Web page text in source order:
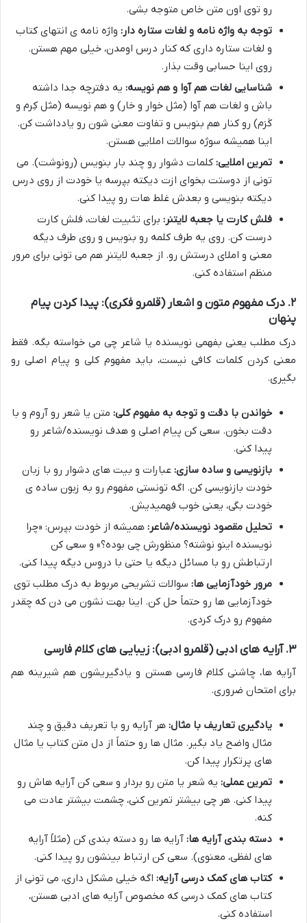
رو توی اون متن خاص متوجه بشی.
توجه به واژه نامه و لغات ستاره دار: واژه نامه ی انتهای کتاب
و لغات ستاره داری که کنار درس اومدن، خیلی مهم هستن.
روی اینا حسابی وقت بذار.
شناسایی لغات هم آوا و هم نویسه: یه دفترچه جدا داشته
باش و لغات هم آوا (مثل خوار و خار) و هم نویسه (مثل کِرم و
کَرَم) رو کنار هم بنویس و تفاوت معنی شون رو یادداشت کن.
اینا همیشه سوژه سوالات املایی هستن.
تمرین املایی: کلمات دشوار رو چند بار بنویس (رونوشت). می
تونی از دوستت بخوای ازت دیکته بپرسه یا خودت از روی درس
دیکته بنویسی و بعدش غلط هات رو پیدا کنی.
فلش کارت یا جعبه لایتنر: برای تثبیت لغات، فلش کارت
درست کن. روی یه طرف کلمه رو بنویس و روی طرف دیگه
معنی و املای درستش رو. از جعبه لایتنر هم می تونی برای مرور
منظم استفاده کنی.
۲. درک مفهوم متون و اشعار (قلمرو فکری): پیدا کردن پیام
پنهان
درک مطلب یعنی بفهمی نویسنده یا شاعر چی می خواسته بگه. فقط
معنی کردن کلمات کافی نیست، باید مفهوم کلی و پیام اصلی رو
بگیری.
خواندن با دقت و توجه به مفهوم کلی: متن یا شعر رو آروم و با
دقت بخون. سعی کن پیام اصلی و هدف نویسنده/شاعر رو
پیدا کنی.
بازنویسی و ساده سازی: عبارات و بیت های دشوار رو با زبان
خودت بازنویسی کن. اگه تونستی مفهوم رو به زبون ساده ی
خودت بگی، یعنی خوب فهمیدیش.
تحلیل مقصود نویسنده/شاعر: همیشه از خودت بپرس: «چرا
نویسنده اینو نوشته؟ منظورش چی بوده؟» و سعی کن
ارتباطش رو با مسائل دیگه یا حتی با دروس دیگه پیدا کنی.
مرور خودآزمایی ها: سوالات تشریحی مربوط به درک مطلب توی
خودآزمایی ها رو حتماً حل کن. اینا بهت نشون می دن که چقدر
مفهوم رو درک کردی.
۳. آرایه های ادبی (قلمرو ادبی): زیبایی های کلام فارسی
آرایه ها، چاشنی کلام فارسی هستن و یادگیریشون هم شیرینه هم
برای امتحان ضروری.
یادگیری تعاریف با مثال: هر آرایه رو با تعریف دقیق و چند
مثال واضح یاد بگیر. مثال ها رو حتماً از دل متن کتاب یا مثال
های پرتکرار پیدا کن.
تمرین عملی: یه شعر یا متن رو بردار و سعی کن آرایه هاش رو
پیدا کنی. هر چی بیشتر تمرین کنی، چشمت بیشتر عادت می
کنه.
دسته بندی آرایه ها: آرایه ها رو دسته بندی کن (مثلاً آرایه
های لفظی، معنوی). سعی کن ارتباط بینشون رو پیدا کنی.
کتاب های کمک درسی آرایه: اگه خیلی مشکل داری، می تونی از
کتاب های کمک درسی که مخصوص آرایه های ادبی هستن،
استفاده کنی.